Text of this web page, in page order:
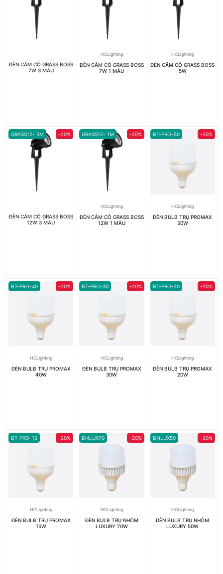
ĐÈN CẮM CỎ GRASS BOSS
7W 3 MÀU
HCLighting
ĐÈN CẮM CỎ GRASS BOSS
7W 1 MÀU
HCLighting
ĐÈN CẮM CỎ GRASS BOSS
5W
-20%
GRASS12- 3M
ĐÈN CẮM CỎ GRASS BOSS
12W 3 MÀU
-20%
GRASS12- 1M
HCLighting
ĐÈN CẮM CỎ GRASS BOSS
12W 1 MÀU
-20%
BT-PRO-50
HCLighting
ĐÈN BULB TRỤ PROMAX
50W
-20%
BT-PRO-40
HCLighting
ĐÈN BULB TRỤ PROMAX
40W
-20%
BT-PRO-30
HCLighting
ĐÈN BULB TRỤ PROMAX
30W
-20%
BT-PRO-20
HCLighting
ĐÈN BULB TRỤ PROMAX
20W
-20%
BT-PRO-15
HCLighting
ĐÈN BULB TRỤ PROMAX
15W
-20%
BNLUX70
HCLighting
ĐÈN BULB TRỤ NHÔM
LUXURY 70W
-20%
BNLUX50
HCLighting
ĐÈN BULB TRỤ NHÔM
LUXURY 50W